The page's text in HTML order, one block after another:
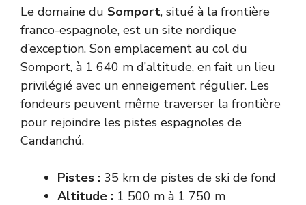
Le domaine du Somport, situé à la frontière
franco-espagnole, est un site nordique
d’exception. Son emplacement au col du
Somport, à 1 640 m d’altitude, en fait un lieu
privilégié avec un enneigement régulier. Les
fondeurs peuvent même traverser la frontière
pour rejoindre les pistes espagnoles de
Candanchú.
Pistes : 35 km de pistes de ski de fond
Altitude : 1 500 m à 1 750 m